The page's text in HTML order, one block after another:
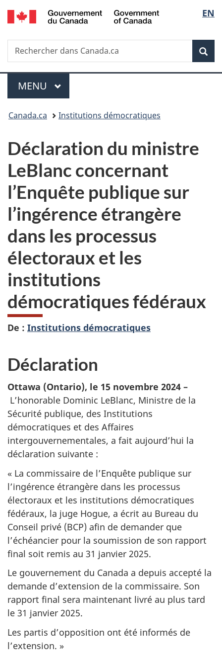
Passer
au
principal
Passer
à
Au
du
Passer
à
version
simplifiée
de
la
EN
Recherche
Rechercher
dans
Menu
MENU PRINCIPAL
Vous
ici :
Canada.ca Institutions démocratiques
Déclaration du ministre
LeBlanc concernant
l’Enquête publique sur
l’ingérence étrangère
dans les processus
électoraux et les
institutions
démocratiques fédéraux
De : Institutions démocratiques
Déclaration
Ottawa (Ontario), le 15 novembre 2024 –
L’honorable Dominic LeBlanc, Ministre de la
Sécurité publique, des Institutions
démocratiques et des Affaires
intergouvernementales, a fait aujourd’hui la
déclaration suivante :
« La commissaire de l’Enquête publique sur
l’ingérence étrangère dans les processus
électoraux et les institutions démocratiques
fédéraux, la juge Hogue, a écrit au Bureau du
Conseil privé (BCP) afin de demander que
l’échéancier pour la soumission de son rapport
final soit remis au 31 janvier 2025.
Le gouvernement du Canada a depuis accepté la
demande d’extension de la commissaire. Son
rapport final sera maintenant livré au plus tard
le 31 janvier 2025.
Les partis d’opposition ont été informés de
l’extension. »